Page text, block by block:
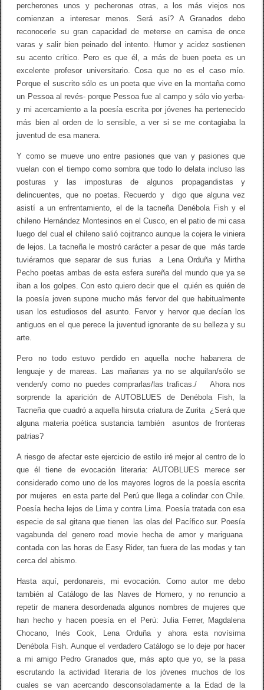
percherones unos y pecheronas otras, a los más viejos nos
comienzan a interesar menos. Será así? A Granados debo
reconocerle su gran capacidad de meterse en camisa de once
varas y salir bien peinado del intento. Humor y acidez sostienen
su acento crítico. Pero es que él, a más de buen poeta es un
excelente profesor universitario. Cosa que no es el caso mío.
Porque el suscrito sólo es un poeta que vive en la montaña como
un Pessoa al revés- porque Pessoa fue al campo y sólo vio yerba-
y mi acercamiento a la poesía escrita por jóvenes ha pertenecido
más bien al orden de lo sensible, a ver si se me contagiaba la
juventud de esa manera.
Y como se mueve uno entre pasiones que van y pasiones que
vuelan con el tiempo como sombra que todo lo delata incluso las
posturas y las imposturas de algunos propagandistas y
delincuentes, que no poetas. Recuerdo y digo que alguna vez
asistí a un enfrentamiento, el de la tacneña Denébola Fish y el
chileno Hernández Montesinos en el Cusco, en el patio de mi casa
luego del cual el chileno salió cojitranco aunque la cojera le viniera
de lejos. La tacneña le mostró carácter a pesar de que más tarde
tuviéramos que separar de sus furias a Lena Orduña y Mirtha
Pecho poetas ambas de esta esfera sureña del mundo que ya se
iban a los golpes. Con esto quiero decir que el quién es quién de
la poesía joven supone mucho más fervor del que habitualmente
usan los estudiosos del asunto. Fervor y hervor que decían los
antiguos en el que perece la juventud ignorante de su belleza y su
arte.
Pero no todo estuvo perdido en aquella noche habanera de
lenguaje y de mareas. Las mañanas ya no se alquilan/sólo se
venden/y como no puedes comprarlas/las traficas./ Ahora nos
sorprende la aparición de AUTOBLUES de Denébola Fish, la
Tacneña que cuadró a aquella hirsuta criatura de Zurita ¿Será que
alguna materia poética sustancia también asuntos de fronteras
patrias?
A riesgo de afectar este ejercicio de estilo iré mejor al centro de lo
que él tiene de evocación literaria: AUTOBLUES merece ser
considerado como uno de los mayores logros de la poesía escrita
por mujeres en esta parte del Perú que llega a colindar con Chile.
Poesía hecha lejos de Lima y contra Lima. Poesía tratada con esa
especie de sal gitana que tienen las olas del Pacífico sur. Poesía
vagabunda del genero road movie hecha de amor y mariguana
contada con las horas de Easy Rider, tan fuera de las modas y tan
cerca del abismo.
Hasta aquí, perdonareis, mi evocación. Como autor me debo
también al Catálogo de las Naves de Homero, y no renuncio a
repetir de manera desordenada algunos nombres de mujeres que
han hecho y hacen poesía en el Perú: Julia Ferrer, Magdalena
Chocano, Inés Cook, Lena Orduña y ahora esta novísima
Denébola Fish. Aunque el verdadero Catálogo se lo deje por hacer
a mi amigo Pedro Granados que, más apto que yo, se la pasa
escrutando la actividad literaria de los jóvenes muchos de los
cuales se van acercando desconsoladamente a la Edad de la